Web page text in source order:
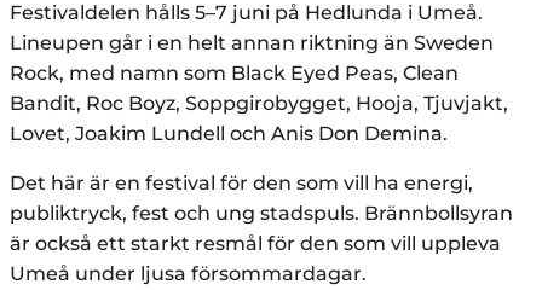
Festivaldelen hålls 5–7 juni på Hedlunda i Umeå.
Lineupen går i en helt annan riktning än Sweden
Rock, med namn som Black Eyed Peas, Clean
Bandit, Roc Boyz, Soppgirobygget, Hooja, Tjuvjakt,
Lovet, Joakim Lundell och Anis Don Demina.
Det här är en festival för den som vill ha energi,
publiktryck, fest och ung stadspuls. Brännbollsyran
är också ett starkt resmål för den som vill uppleva
Umeå under ljusa försommardagar.